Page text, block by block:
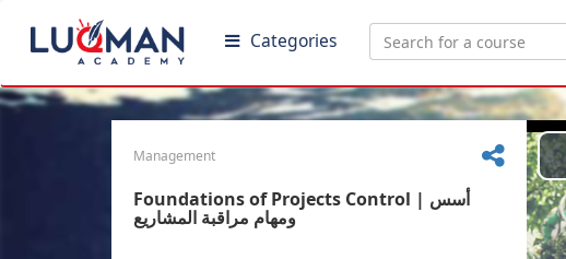
Categories
Management
Foundations of Projects Control | أسس
ومهام مراقبة المشاريع